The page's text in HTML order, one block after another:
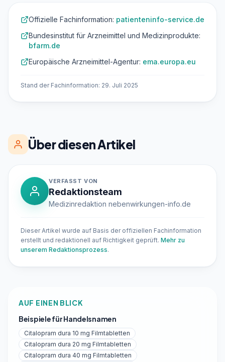
Offizielle Fachinformation: patienteninfo-service.de
Bundesinstitut für Arzneimittel und Medizinprodukte:
bfarm.de
Europäische Arzneimittel-Agentur: ema.europa.eu
Stand der Fachinformation: 29. Juli 2025
Über diesen Artikel
VERFASST VON
Redaktionsteam
Medizinredaktion nebenwirkungen-info.de
Dieser Artikel wurde auf Basis der offiziellen Fachinformation
erstellt und redaktionell auf Richtigkeit geprüft. Mehr zu
unserem Redaktionsprozess.
AUF EINEN BLICK
Beispiele für Handelsnamen
Citalopram dura 10 mg Filmtabletten
Citalopram dura 20 mg Filmtabletten
Citalopram dura 40 mg Filmtabletten